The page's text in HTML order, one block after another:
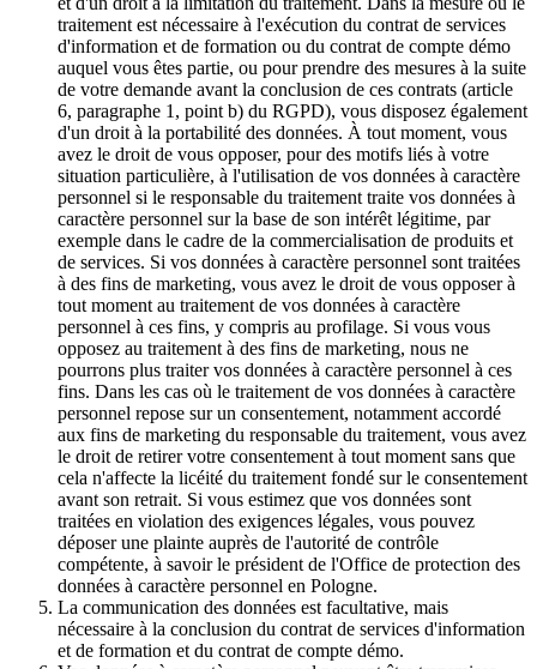
traitement est nécessaire à l'exécution du contrat de services
d'information et de formation ou du contrat de compte démo
auquel vous êtes partie, ou pour prendre des mesures à la suite
de votre demande avant la conclusion de ces contrats (article
6, paragraphe 1, point b) du RGPD), vous disposez également
d'un droit à la portabilité des données. À tout moment, vous
avez le droit de vous opposer, pour des motifs liés à votre
situation particulière, à l'utilisation de vos données à caractère
personnel si le responsable du traitement traite vos données à
caractère personnel sur la base de son intérêt légitime, par
exemple dans le cadre de la commercialisation de produits et
de services. Si vos données à caractère personnel sont traitées
à des fins de marketing, vous avez le droit de vous opposer à
tout moment au traitement de vos données à caractère
personnel à ces fins, y compris au profilage. Si vous vous
opposez au traitement à des fins de marketing, nous ne
pourrons plus traiter vos données à caractère personnel à ces
fins. Dans les cas où le traitement de vos données à caractère
personnel repose sur un consentement, notamment accordé
aux fins de marketing du responsable du traitement, vous avez
le droit de retirer votre consentement à tout moment sans que
cela n'affecte la licéité du traitement fondé sur le consentement
avant son retrait. Si vous estimez que vos données sont
traitées en violation des exigences légales, vous pouvez
déposer une plainte auprès de l'autorité de contrôle
compétente, à savoir le président de l'Office de protection des
données à caractère personnel en Pologne.
La communication des données est facultative, mais
nécessaire à la conclusion du contrat de services d'information
et de formation et du contrat de compte démo.